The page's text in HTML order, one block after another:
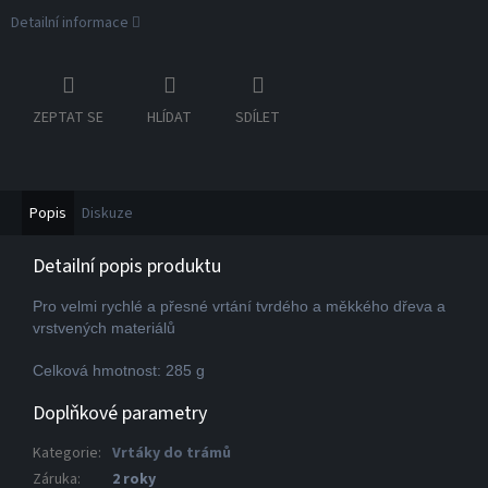
Detailní informace
ZEPTAT SE HLÍDAT SDÍLET
Popis Diskuze
Detailní popis produktu
Pro velmi rychlé a přesné vrtání tvrdého a měkkého dřeva a
vrstvených materiálů
Celková hmotnost: 285 g
Doplňkové parametry
Kategorie: Vrtáky do trámů
Záruka:
2 roky